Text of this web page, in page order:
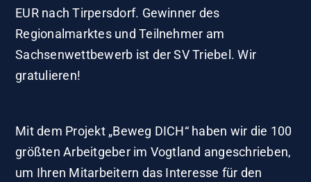
EUR nach Tirpersdorf. Gewinner des
Regionalmarktes und Teilnehmer am
Sachsenwettbewerb ist der SV Triebel. Wir
gratulieren!
Mit dem Projekt „Beweg DICH“ haben wir die 100
größten Arbeitgeber im Vogtland angeschrieben,
um Ihren Mitarbeitern das Interesse für den